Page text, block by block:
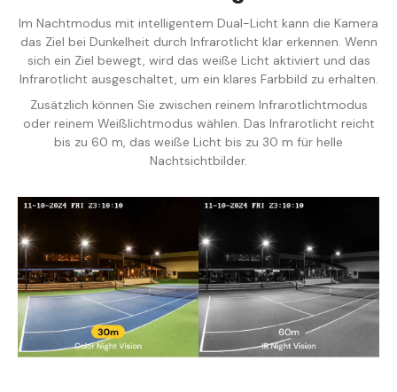
Im Nachtmodus mit intelligentem Dual-Licht kann die Kamera
das Ziel bei Dunkelheit durch Infrarotlicht klar erkennen. Wenn
sich ein Ziel bewegt, wird das weiße Licht aktiviert und das
Infrarotlicht ausgeschaltet, um ein klares Farbbild zu erhalten.
Zusätzlich können Sie zwischen reinem Infrarotlichtmodus
oder reinem Weißlichtmodus wählen. Das Infrarotlicht reicht
bis zu 60 m, das weiße Licht bis zu 30 m für helle
Nachtsichtbilder.